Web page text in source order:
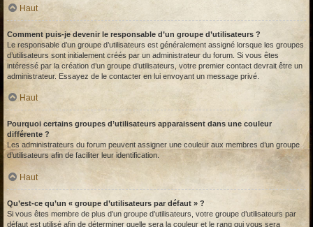
Haut
Comment puis-je devenir le responsable d’un groupe d’utilisateurs ?
Le responsable d’un groupe d’utilisateurs est généralement assigné lorsque les groupes
d’utilisateurs sont initialement créés par un administrateur du forum. Si vous êtes
intéressé par la création d’un groupe d’utilisateurs, votre premier contact devrait être un
administrateur. Essayez de le contacter en lui envoyant un message privé.
Haut
Pourquoi certains groupes d’utilisateurs apparaissent dans une couleur
différente ?
Les administrateurs du forum peuvent assigner une couleur aux membres d’un groupe
d’utilisateurs afin de faciliter leur identification.
Haut
Qu’est-ce qu’un « groupe d’utilisateurs par défaut » ?
Si vous êtes membre de plus d’un groupe d’utilisateurs, votre groupe d’utilisateurs par
défaut est utilisé afin de déterminer quelle sera la couleur et le rang qui vous sera